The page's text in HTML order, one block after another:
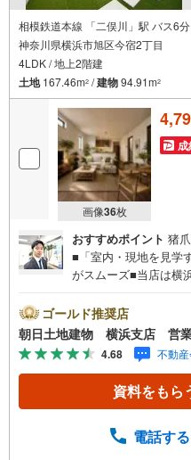
ーーーーーーーーーーーーーーーー
相模鉄道本線 「二俣川」駅 バス6
神奈川県横浜市旭区今宿2丁目
4LDK / 地上2階建
土地167.46m2 /建物94.91m2
画像36枚
成
おすすめポイント 猪
■「室内・現地を見学
がスムーズ■当店は横
キッズコーナーやおむ
連れでも安心です。提
際は、事前にご予約を
学する」ボタンよりご
お客様の貴重なお時
す。おおよその所要
～）〇現地/物件見学
ゴールド推奨店
朝日土地建物 横浜支店 営
4.68 不動
資料をもら
電話する